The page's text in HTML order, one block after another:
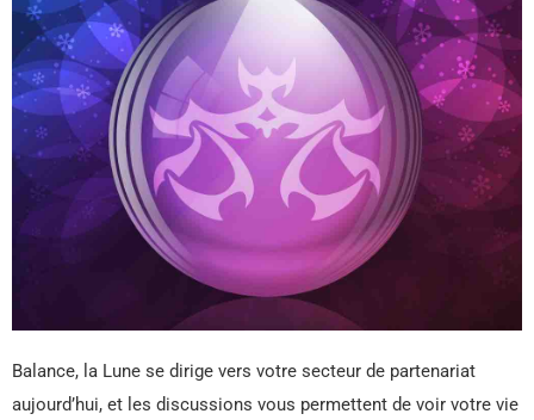
Balance, la Lune se dirige vers votre secteur de partenariat
aujourd’hui, et les discussions vous permettent de voir votre vie